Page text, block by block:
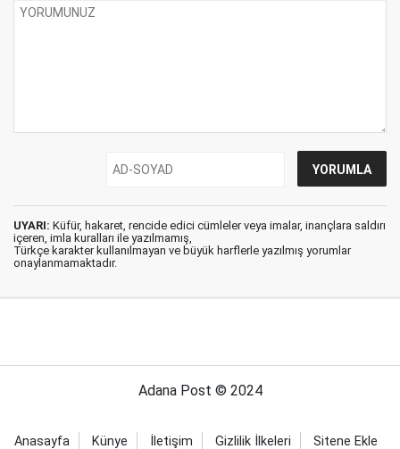
UYARI: Küfür, hakaret, rencide edici cümleler veya imalar, inançlara saldırı
içeren, imla kuralları ile yazılmamış,
Türkçe karakter kullanılmayan ve büyük harflerle yazılmış yorumlar
onaylanmamaktadır.
Adana Post © 2024
Anasayfa Künye İletişim Gizlilik İlkeleri Sitene Ekle